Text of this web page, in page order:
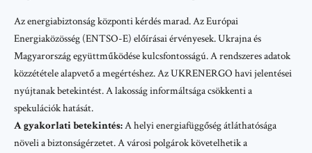
Az energiabiztonság központi kérdés marad. Az Európai
Energiaközösség (ENTSO-E) előírásai érvényesek. Ukrajna és
Magyarország együttműködése kulcsfontosságú. A rendszeres adatok
közzététele alapvető a megértéshez. Az UKRENERGO havi jelentései
nyújtanak betekintést. A lakosság informáltsága csökkenti a
spekulációk hatását.
A gyakorlati betekintés:A helyi energiafüggőség átláthatósága
növeli a biztonságérzetet. A városi polgárok követelhetik a